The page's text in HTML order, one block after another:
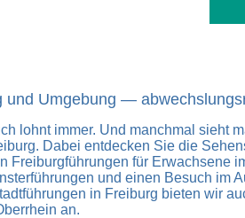
und Umgebung —
lohnt immer. Und manchmal sieht
Dabei entdecken Sie die
Freiburgführungen für Erwachsene
und einen Besuch im
in Freiburg bieten wir
an.